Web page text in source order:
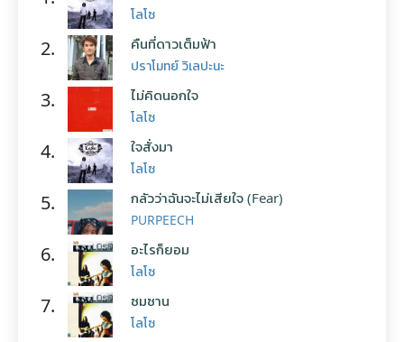
โลโซ
2. คืนที่ดาวเต็มฟ้า
ปราโมทย์ วิเลปะนะ
3. ไม่คิดนอกใจ
โลโซ
4. ใจสั่งมา
โลโซ
5. กลัวว่าฉันจะไม่เสียใจ (Fear)
PURPEECH
6. อะไรก็ยอม
โลโซ
7. ซมซาน
โลโซ